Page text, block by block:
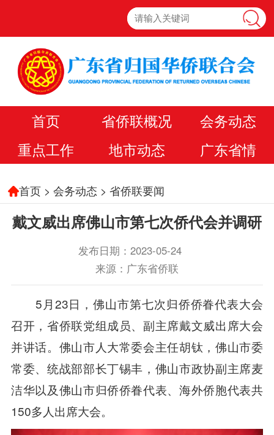
首页 省侨联概况
会务动态
重点工作
地市动态 广东省情
首页 >会务动态 >省侨联要闻
戴文威出席佛山市第七次侨代会并调研
发布日期：2023-05-24
来源：广东省侨联
5月23日，佛山市第七次归侨侨眷代表大会
召开，省侨联党组成员、副主席戴文威出席大会
并讲话。佛山市人大常委会主任胡钛，佛山市委
常委、统战部部长丁锡丰，佛山市政协副主席麦
洁华以及佛山市归侨侨眷代表、海外侨胞代表共
150多人出席大会。